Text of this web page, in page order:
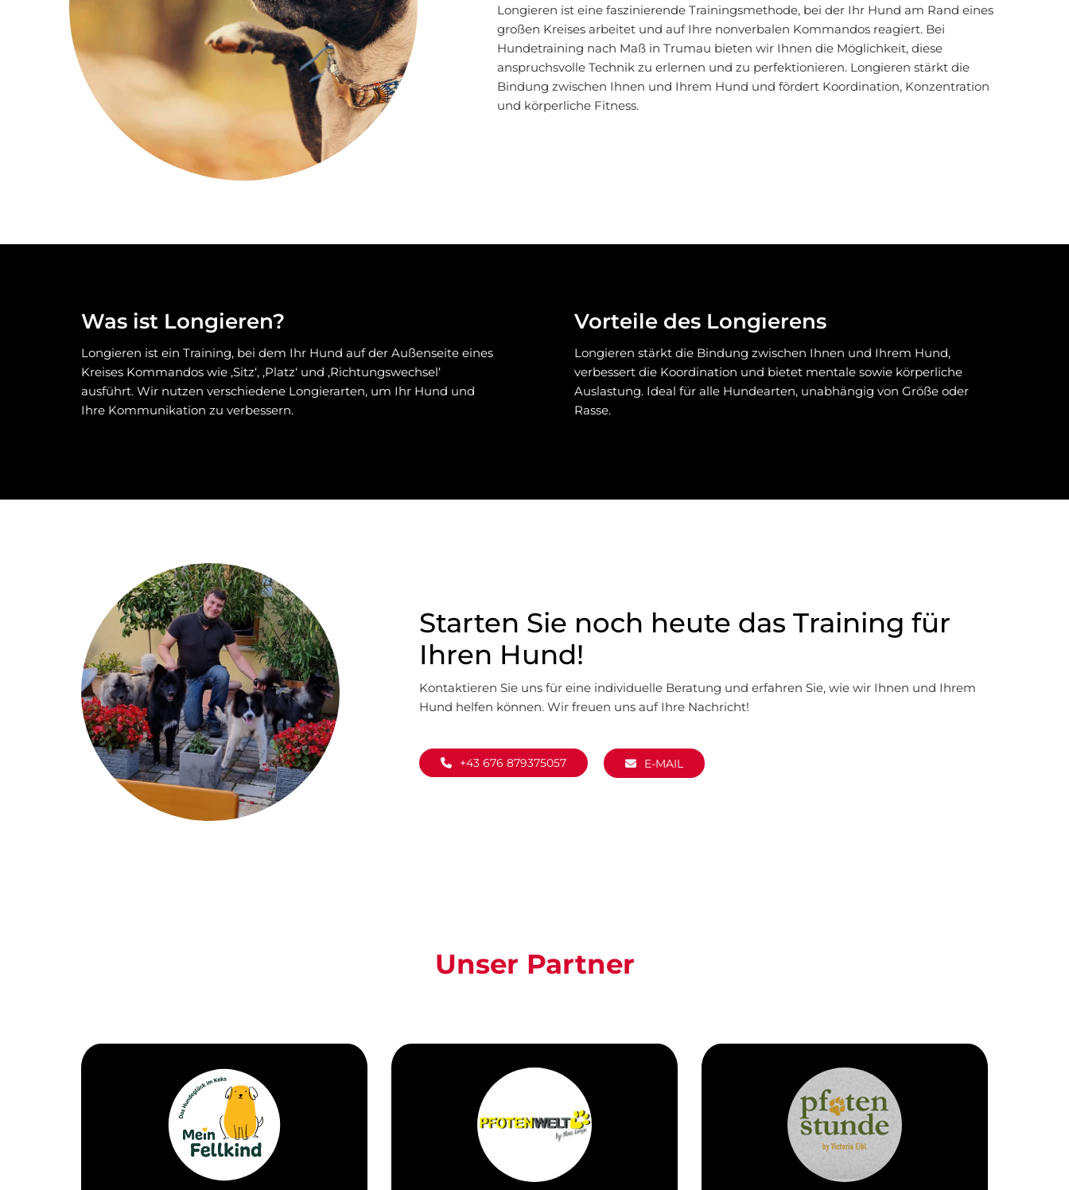
Longieren ist eine faszinierende Trainingsmethode, bei der Ihr Hund am Rand eines
großen Kreises arbeitet und auf Ihre nonverbalen Kommandos reagiert. Bei
Hundetraining nach Maß in Trumau bieten wir Ihnen die Möglichkeit, diese
anspruchsvolle Technik zu erlernen und zu perfektionieren. Longieren stärkt die
Bindung zwischen Ihnen und Ihrem Hund und fördert Koordination, Konzentration
und körperliche Fitness.
Was ist Longieren?
Longieren ist ein Training, bei dem Ihr Hund auf der Außenseite eines
Kreises Kommandos wie ‚Sitz‘, ‚Platz‘ und ‚Richtungswechsel‘
ausführt. Wir nutzen verschiedene Longierarten, um Ihr Hund und
Ihre Kommunikation zu verbessern.
Vorteile des Longierens
Longieren stärkt die Bindung zwischen Ihnen und Ihrem Hund,
verbessert die Koordination und bietet mentale sowie körperliche
Auslastung. Ideal für alle Hundearten, unabhängig von Größe oder
Rasse.
Starten Sie noch heute das Training für
Ihren Hund!
Kontaktieren Sie uns für eine individuelle Beratung und erfahren Sie, wie wir Ihnen und Ihrem
Hund helfen können. Wir freuen uns auf Ihre Nachricht!
+43 676 879375057 E-MAIL
Unser Partner